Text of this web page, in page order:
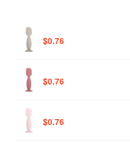
$0.76
$0.76
$0.76